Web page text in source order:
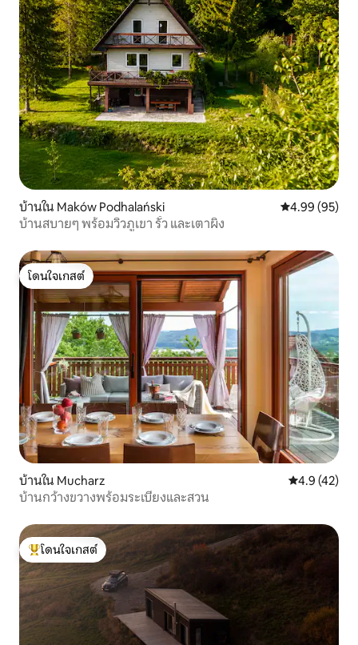
บ้านใน Maków Podhalański คะแนนเฉลี่ย
4.99 (95)
บ้านสบายๆ พร้อมวิวภูเขา รั้ว และเตาผิง
โดนใจเกสต์
โดนใจเกสต์
บ้านใน Mucharz คะแนนเฉลี่ย
4.9 (42)
บ้านกว้างขวางพร้อมระเบียงและสวน
โดนใจเกสต์ที่สุด
โดนใจเกสต์